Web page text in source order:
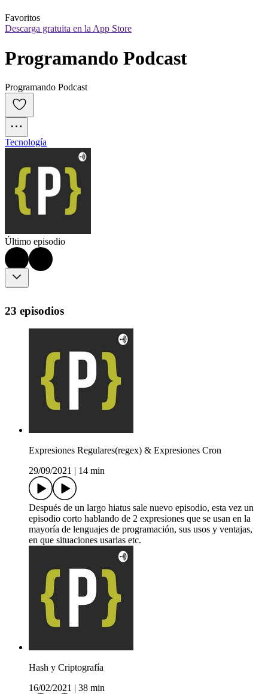
Favoritos
Descarga gratuita en la App Store
Programando Podcast
Programando Podcast
Tecnología
Último episodio
23 episodios
Expresiones Regulares(regex) & Expresiones Cron
29/09/2021
14 min
Después de un largo hiatus sale nuevo episodio, esta vez un
episodio corto hablando de 2 expresiones que se usan en la
mayoría de lenguajes de programación, sus usos y ventajas,
en que situaciones usarlas etc.
Hash y Criptografía
16/02/2021
38 min